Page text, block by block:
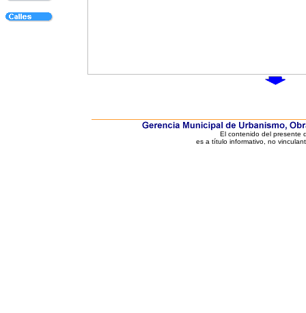
El contenido del presente
es a título informativo, no